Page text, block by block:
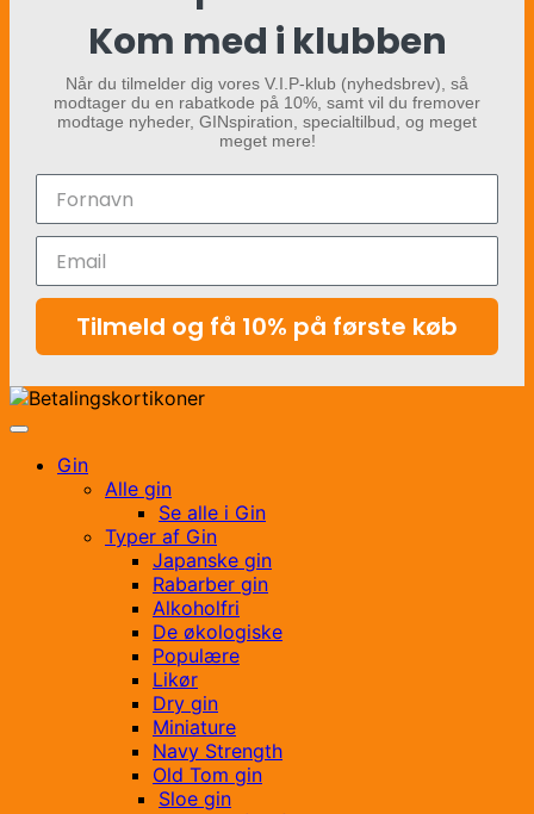
Kom med i klubben
Når du tilmelder dig vores V.I.P-klub (nyhedsbrev), så
modtager du en rabatkode på 10%, samt vil du fremover
modtage nyheder, GINspiration, specialtilbud, og meget
meget mere!
Tilmeld og få 10% på første køb
Gin
Alle gin
Se alle i Gin
Typer af Gin
Japanske gin
Rabarber gin
Alkoholfri
De økologiske
Populære
Likør
Dry gin
Miniature
Navy Strength
Old Tom gin
Sloe gin